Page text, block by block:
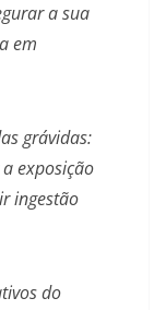
a sua
em
grávidas:
exposição
ingestão
do